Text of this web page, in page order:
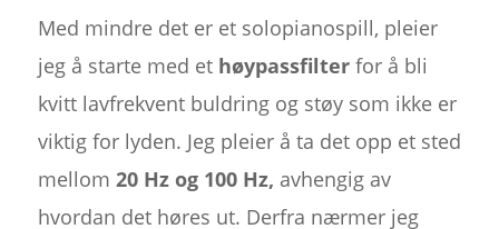
Med mindre det er et solopianospill, pleier
jeg å starte med et høypassfilterfor å bli
kvitt lavfrekvent buldring og støy som ikke er
viktig for lyden. Jeg pleier å ta det opp et sted
mellom 20 Hz og 100 Hz, avhengig av
hvordan det høres ut. Derfra nærmer jeg